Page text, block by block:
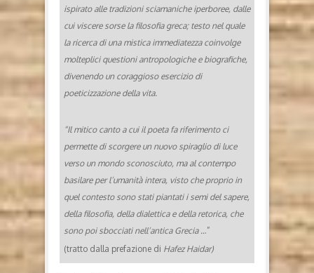
ispirato alle tradizioni sciamaniche iperboree, dalle
cui viscere sorse la filosofia greca; testo nel quale
la ricerca di una mistica immediatezza coinvolge
molteplici questioni antropologiche e biografiche,
divenendo un coraggioso esercizio di
poeticizzazione della vita.
“Il mitico canto a cui il poeta fa riferimento ci
permette di scorgere un nuovo spiraglio di luce
verso un mondo sconosciuto, ma al contempo
basilare per l’umanità intera, visto che proprio in
quel contesto sono stati piantati i semi del sapere,
della filosofia, della dialettica e della retorica, che
sono poi sbocciati nell’antica Grecia ...”
(tratto dalla prefazione di Hafez Haidar)